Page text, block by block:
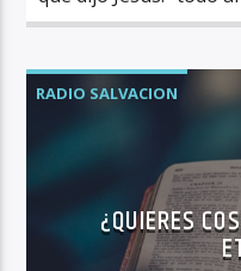
RADIO SALVACION
¿QUIERES